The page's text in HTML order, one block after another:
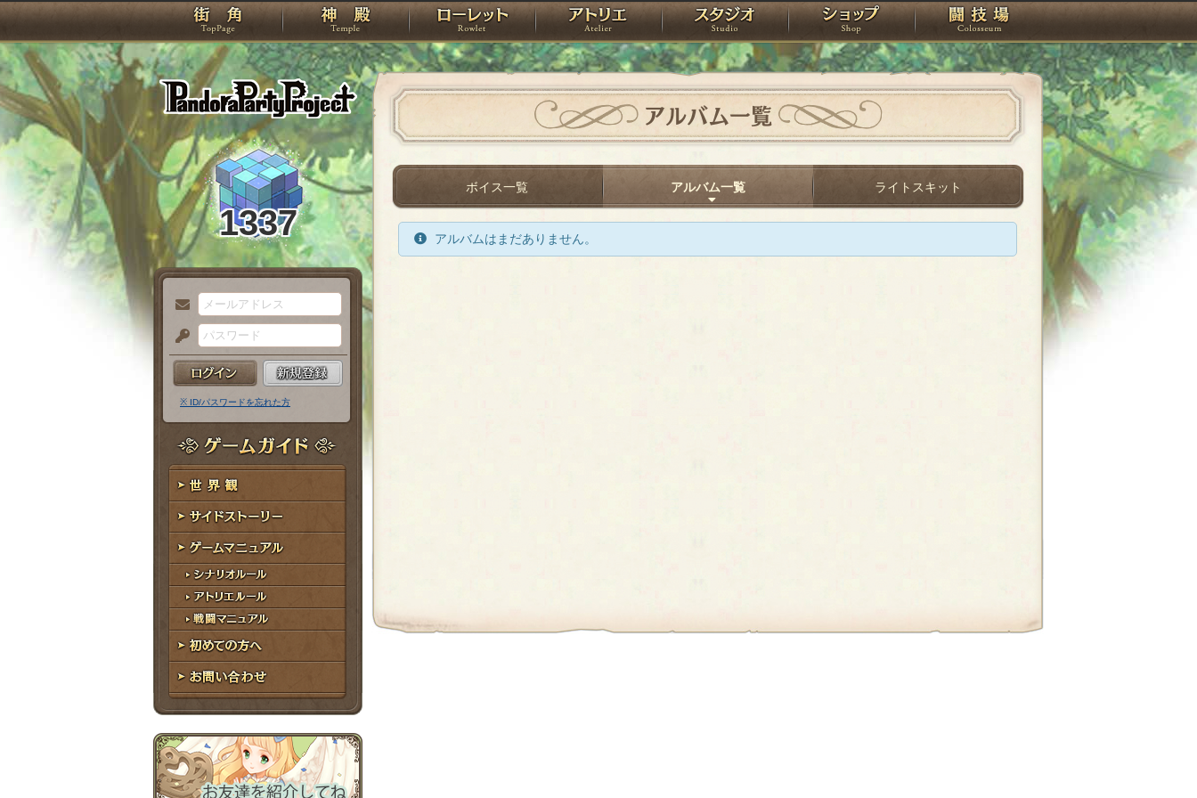
PandoraPartyProject
TOP 神殿 ローレット アトリエ スタジオ ショップ 闘技場
1337
メ
ー
ル
ア
ド
レ
ス
パ
ス
ー
ド
※ ID/パスワードを忘れた方
ゲームガイド
世界観
サイドストーリー
ゲームマニュアル
シナリオルール
アトリエルール
戦闘マニュアル
初めての方へ
お問い合わせ
アルバム一覧
ボイス一覧 アルバム一覧 ライトスキット
アルバムはまだありません。